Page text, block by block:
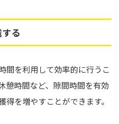
る
間を利用して効率的に行うこ
憩時間など、隙間時間を有効
を増やすことができます。